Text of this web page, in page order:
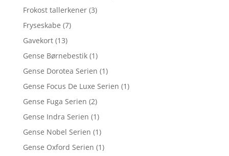
Frokost tallerkener (3)
Fryseskabe (7)
Gavekort (13)
Gense Børnebestik (1)
Gense Dorotea Serien (1)
Gense Focus De Luxe Serien (1)
Gense Fuga Serien (2)
Gense Indra Serien (1)
Gense Nobel Serien (1)
Gense Oxford Serien (1)